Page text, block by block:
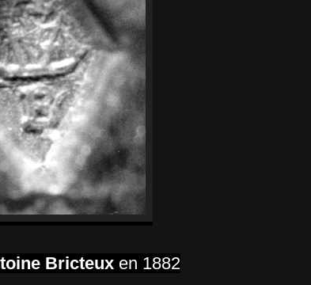
Bricteuxen 1882